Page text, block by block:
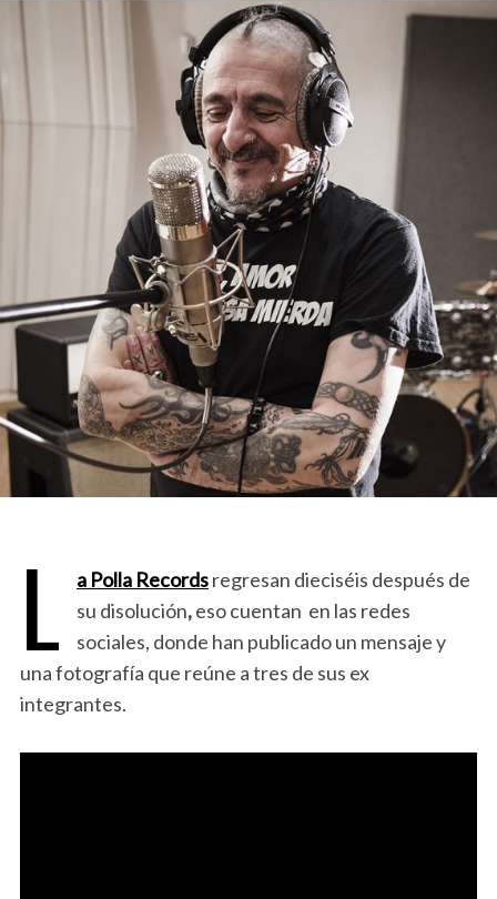
L a Polla Recordsregresan dieciséis después de
su disolución,eso cuentan en las redes
sociales, donde han publicado un mensaje y
una fotografía que reúne a tres de sus ex
integrantes.